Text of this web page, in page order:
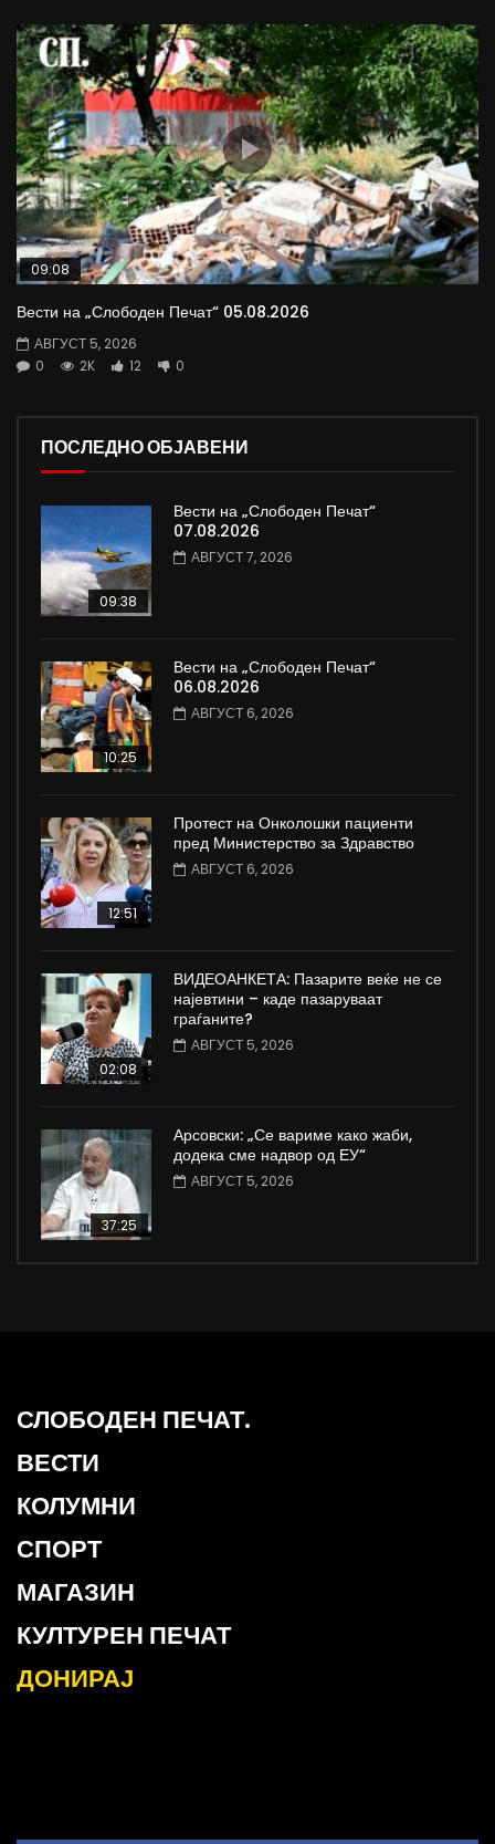
09:08
Вести на „Слободен Печат“ 05.08.2026
АВГУСТ 5, 2026
0
2K 12 0
ПОСЛЕДНО ОБЈАВЕНИ
09:38
Вести на „Слободен Печат“
07.08.2026
АВГУСТ 7, 2026
10:25
Вести на „Слободен Печат“
06.08.2026
АВГУСТ 6, 2026
12:51
Протест на Онколошки пациенти
пред Министерство за Здравство
АВГУСТ 6, 2026
02:08
ВИДЕОАНКЕТА: Пазарите веќе не се
најевтини – каде пазаруваат
граѓаните?
АВГУСТ 5, 2026
37:25
Арсовски: „Се вариме како жаби,
додека сме надвор од ЕУ“
АВГУСТ 5, 2026
СЛОБОДЕН ПЕЧАТ.
ВЕСТИ
КОЛУМНИ
СПОРТ
МАГАЗИН
КУЛТУРЕН ПЕЧАТ
ДОНИРАЈ